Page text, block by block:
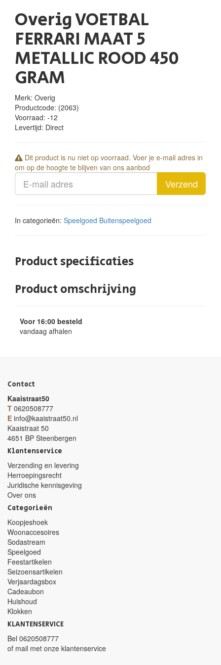
Overig VOETBAL
FERRARI MAAT 5
METALLIC ROOD 450
GRAM
Merk: Overig
Productcode: (2063)
Voorraad: -12
Levertijd: Direct
Dit product is nu niet op voorraad. Voer je e-mail adres in
om op de hoogte te blijven van ons aanbod
Verzend
In categorieën: Speelgoed Buitenspeelgoed
Product specificaties
Product omschrijving
Voor 16:00 besteld
vandaag afhalen
Contact
Kaaistraat50
T 0620508777
E info@kaaistraat50.nl
Kaaistraat 50
4651 BP Steenbergen
Klantenservice
Verzending en levering
Herroepingsrecht
Juridische kennisgeving
Over ons
Categorieën
Koopjeshoek
Woonaccesoires
Sodastream
Speelgoed
Feestartikelen
Seizoensartikelen
Verjaardagsbox
Cadeaubon
Huishoud
Klokken
KLANTENSERVICE
Bel 0620508777
of mail met onze klantenservice